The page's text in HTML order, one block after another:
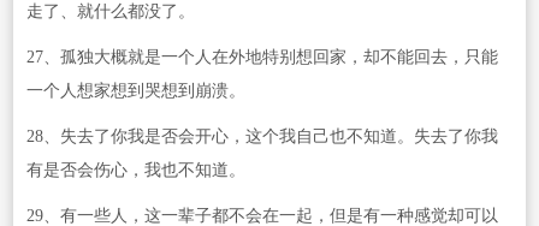
走了、就什么都没了。
27、孤独大概就是一个人在外地特别想回家，却不能回去，只能
一个人想家想到哭想到崩溃。
28、失去了你我是否会开心，这个我自己也不知道。失去了你我
有是否会伤心，我也不知道。
29、有一些人，这一辈子都不会在一起，但是有一种感觉却可以